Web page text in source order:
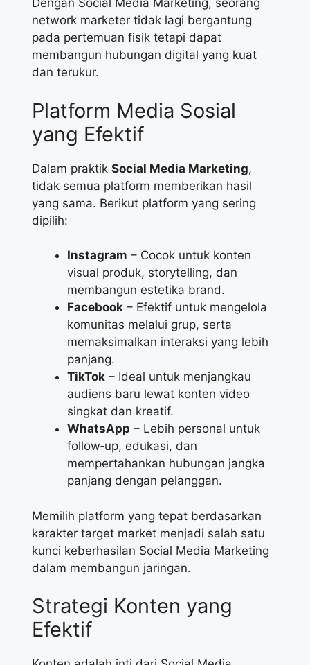
Dengan Social Media Marketing, seorang
network marketer tidak lagi bergantung
pada pertemuan fisik tetapi dapat
membangun hubungan digital yang kuat
dan terukur.
Platform Media Sosial
yang Efektif
Dalam praktik Social Media Marketing,
tidak semua platform memberikan hasil
yang sama. Berikut platform yang sering
dipilih:
Instagram – Cocok untuk konten
visual produk, storytelling, dan
membangun estetika brand.
Facebook – Efektif untuk mengelola
komunitas melalui grup, serta
memaksimalkan interaksi yang lebih
panjang.
TikTok – Ideal untuk menjangkau
audiens baru lewat konten video
singkat dan kreatif.
WhatsApp – Lebih personal untuk
follow‑up, edukasi, dan
mempertahankan hubungan jangka
panjang dengan pelanggan.
Memilih platform yang tepat berdasarkan
karakter target market menjadi salah satu
kunci keberhasilan Social Media Marketing
dalam membangun jaringan.
Strategi Konten yang
Efektif